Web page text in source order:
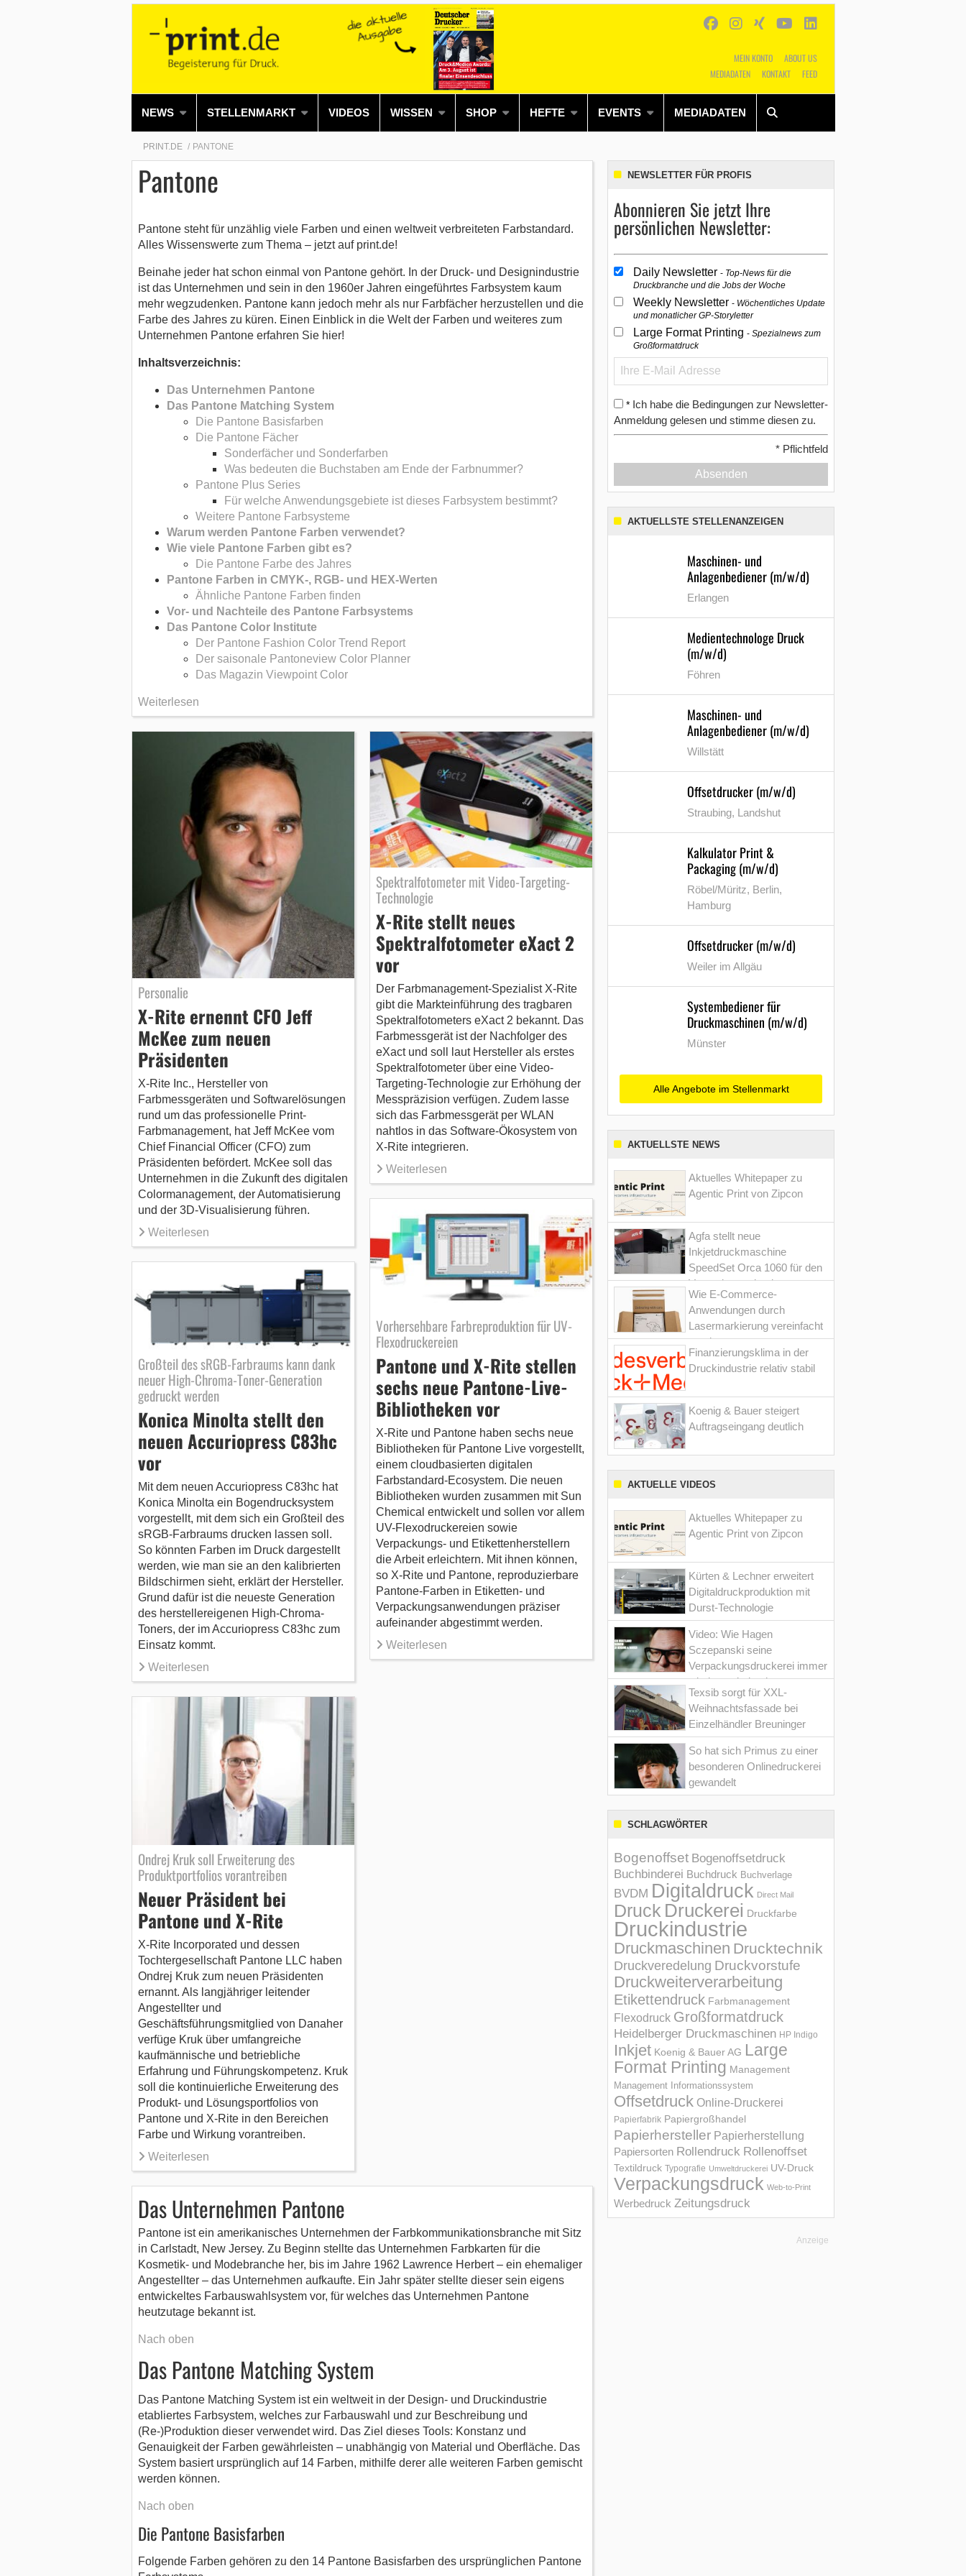
MEIN KONTO
ABOUT US
MEDIADATEN
KONTAKT FEED
NEWS STELLENMARKT VIDEOS WISSEN SHOP HEFTE EVENTS MEDIADATEN
Alles Shop SUCHEN
PRINT.DE PANTONE
Pantone
Pantone steht für unzählig viele Farben und einen weltweit verbreiteten Farbstandard.
Alles Wissenswerte zum Thema – jetzt auf print.de!
Beinahe jeder hat schon einmal von Pantone gehört. In der Druck- und Designindustrie
ist das Unternehmen und sein in den 1960er Jahren eingeführtes Farbsystem kaum
mehr wegzudenken. Pantone kann jedoch mehr als nur Farbfächer herzustellen und die
Farbe des Jahres zu küren. Einen Einblick in die Welt der Farben und weiteres zum
Unternehmen Pantone erfahren Sie hier!
Inhaltsverzeichnis:
Das Unternehmen Pantone
Das Pantone Matching System
Die Pantone Basisfarben
Die Pantone Fächer
Sonderfächer und Sonderfarben
Was bedeuten die Buchstaben am Ende der Farbnummer?
Pantone Plus Series
Für welche Anwendungsgebiete ist dieses Farbsystem bestimmt?
Weitere Pantone Farbsysteme
Warum werden Pantone Farben verwendet?
Wie viele Pantone Farben gibt es?
Die Pantone Farbe des Jahres
Pantone Farben in CMYK-, RGB- und HEX-Werten
Ähnliche Pantone Farben finden
Vor- und Nachteile des Pantone Farbsystems
Das Pantone Color Institute
Der Pantone Fashion Color Trend Report
Der saisonale Pantoneview Color Planner
Das Magazin Viewpoint Color
Weiterlesen
Personalie
X-Rite ernennt CFO Jeff
McKee zum neuen
Präsidenten
X-Rite Inc., Hersteller von
Farbmessgeräten und Softwarelösungen
rund um das professionelle Print-
Farbmanagement, hat Jeff McKee vom
Chief Financial Officer (CFO) zum
Präsidenten befördert. McKee soll das
Unternehmen in die Zukunft des digitalen
Colormanagement, der Automatisierung
und der 3D-Visualisierung führen.
Weiterlesen
Spektralfotometer mit Video-Targeting-
Technologie
X-Rite stellt neues
Spektralfotometer eXact 2
vor
Der Farbmanagement-Spezialist X-Rite
gibt die Markteinführung des tragbaren
Spektralfotometers eXact 2 bekannt. Das
Farbmessgerät ist der Nachfolger des
eXact und soll laut Hersteller als erstes
Spektralfotometer über eine Video-
Targeting-Technologie zur Erhöhung der
Messpräzision verfügen. Zudem lasse
sich das Farbmessgerät per WLAN
nahtlos in das Software-Ökosystem von
X-Rite integrieren.
Weiterlesen
Großteil des sRGB-Farbraums kann dank
neuer High-Chroma-Toner-Generation
gedruckt werden
Konica Minolta stellt den
neuen Accuriopress C83hc
vor
Mit dem neuen Accuriopress C83hc hat
Konica Minolta ein Bogendrucksystem
vorgestellt, mit dem sich ein Großteil des
sRGB-Farbraums drucken lassen soll.
So könnten Farben im Druck dargestellt
werden, wie man sie an den kalibrierten
Bildschirmen sieht, erklärt der Hersteller.
Grund dafür ist die neueste Generation
des herstellereigenen High-Chroma-
Toners, der im Accuriopress C83hc zum
Einsatz kommt.
Weiterlesen
Vorhersehbare Farbreproduktion für UV-
Flexodruckereien
Pantone und X-Rite stellen
sechs neue Pantone-Live-
Bibliotheken vor
X‑Rite und Pantone haben sechs neue
Bibliotheken für Pantone Live vorgestellt,
einem cloudbasierten digitalen
Farbstandard-Ecosystem. Die neuen
Bibliotheken wurden zusammen mit Sun
Chemical entwickelt und sollen vor allem
UV-Flexodruckereien sowie
Verpackungs- und Etikettenherstellern
die Arbeit erleichtern. Mit ihnen können,
so X-Rite und Pantone, reproduzierbare
Pantone-Farben in Etiketten- und
Verpackungsanwendungen präziser
aufeinander abgestimmt werden.
Weiterlesen
Ondrej Kruk soll Erweiterung des
Produktportfolios vorantreiben
Neuer Präsident bei
Pantone und X-Rite
X-Rite Incorporated und dessen
Tochtergesellschaft Pantone LLC haben
Ondrej Kruk zum neuen Präsidenten
ernannt. Als langjähriger leitender
Angestellter und
Geschäftsführungsmitglied von Danaher
verfüge Kruk über umfangreiche
kaufmännische und betriebliche
Erfahrung und Führungskompetenz. Kruk
soll die kontinuierliche Erweiterung des
Produkt- und Lösungsportfolios von
Pantone und X‑Rite in den Bereichen
Farbe und Wirkung vorantreiben.
Weiterlesen
Das Unternehmen Pantone
Pantone ist ein amerikanisches Unternehmen der Farbkommunikationsbranche mit Sitz
in Carlstadt, New Jersey. Zu Beginn stellte das Unternehmen Farbkarten für die
Kosmetik- und Modebranche her, bis im Jahre 1962 Lawrence Herbert – ein ehemaliger
Angestellter – das Unternehmen aufkaufte. Ein Jahr später stellte dieser sein eigens
entwickeltes Farbauswahlsystem vor, für welches das Unternehmen Pantone
heutzutage bekannt ist.
Nach oben
Das Pantone Matching System
Das Pantone Matching System ist ein weltweit in der Design- und Druckindustrie
etabliertes Farbsystem, welches zur Farbauswahl und zur Beschreibung und
(Re-)Produktion dieser verwendet wird. Das Ziel dieses Tools: Konstanz und
Genauigkeit der Farben gewährleisten – unabhängig von Material und Oberfläche. Das
System basiert ursprünglich auf 14 Farben, mithilfe derer alle weiteren Farben gemischt
werden können.
Nach oben
Die Pantone Basisfarben
Folgende Farben gehören zu den 14 Pantone Basisfarben des ursprünglichen Pantone
NEWSLETTER FÜR PROFIS
Abonnieren Sie jetzt Ihre
persönlichen Newsletter:
Daily Newsletter Top-News für die
Druckbranche und die Jobs der Woche
Weekly Newsletter Wöchentliches Update
und monatlicher GP-Storyletter
Large Format Printing Spezialnews zum
Großformatdruck
* Ich habe die Bedingungen zur Newsletter-
Anmeldung gelesen und stimme diesen zu.
* Pflichtfeld
Absenden
AKTUELLSTE STELLENANZEIGEN
Maschinen- und
Anlagenbediener (m/w/d)
Erlangen
Medientechnologe Druck
(m/w/d)
Föhren
Maschinen- und
Anlagenbediener (m/w/d)
Willstätt
Offsetdrucker (m/w/d)
Straubing, Landshut
Kalkulator Print &
Packaging (m/w/d)
Röbel/Müritz, Berlin,
Hamburg
Offsetdrucker (m/w/d)
Weiler im Allgäu
Systembediener für
Druckmaschinen (m/w/d)
Münster
Alle Angebote im Stellenmarkt
AKTUELLSTE NEWS
Aktuelles Whitepaper zu
Agentic Print von Zipcon
Agfa stellt neue
Inkjetdruckmaschine
SpeedSet Orca 1060 für den
Verpackungsdruck vor
Wie E-Commerce-
Anwendungen durch
Lasermarkierung vereinfacht
werden
Finanzierungsklima in der
Druckindustrie relativ stabil
Koenig & Bauer steigert
Auftragseingang deutlich
AKTUELLE VIDEOS
Aktuelles Whitepaper zu
Agentic Print von Zipcon
Kürten & Lechner erweitert
Digitaldruckproduktion mit
Durst-Technologie
Video: Wie Hagen
Sczepanski seine
Verpackungsdruckerei immer
wieder optimiert hat
Texsib sorgt für XXL-
Weihnachtsfassade bei
Einzelhändler Breuninger
So hat sich Primus zu einer
besonderen Onlinedruckerei
gewandelt
SCHLAGWÖRTER
Bogenoffset Bogenoffsetdruck
Buchbinderei Buchdruck Buchverlage
BVDM Digitaldruck Direct Mail
Druck Druckerei Druckfarbe
Druckindustrie
Druckmaschinen Drucktechnik
Druckveredelung Druckvorstufe
Druckweiterverarbeitung
Etikettendruck Farbmanagement
Flexodruck Großformatdruck
Heidelberger Druckmaschinen HP Indigo
Inkjet Koenig & Bauer AG Large
Format Printing Management
Management Informations­system
Offsetdruck Online-Druckerei
Papierfabrik Papiergroßhandel
Papierhersteller Papierherstellung
Papiersorten Rollendruck Rollenoffset
Textildruck Typografie Umweltdruckerei UV-Druck
Verpackungsdruck Web-to-Print
Werbedruck Zeitungsdruck
Anzeige